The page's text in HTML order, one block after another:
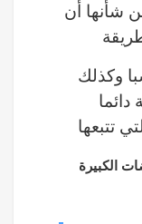
شأنها أن
وكذلك
تتبعها
الكبيرة